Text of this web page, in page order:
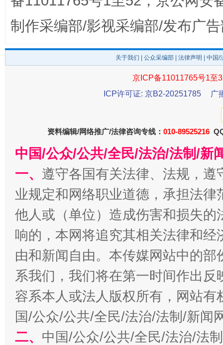
完善运行机制助力责任有效落实 一纸欠
东山县通报“牛蛙产品抗生素超标问题” 法
制作采编部/影视采编部/发布广
关于我们 公众采编部 法律声明 | 中国
京ICP备11011765号1至
ICP许可证: 京B2-20251785
广
资料编辑/网络推广/法律咨询专线： 010-89525216
中国/公众/公共/全民/法治/法制/新
一、 遵守各国有关法律、法规，
业规定和网络职业道德，承担法
他人或（单位）造成伤害和损失
响的，本网将追究其相关法律和
由和新闻自由。本传媒网站中的
系我们，我们将在第一时间作出
容系本人或法人版权所有，网站
国/公众/公共/全民/法治/法制/新闻
二、 中国/公众/公共/全民/法治/法